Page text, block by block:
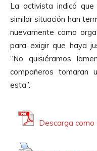
e
A
u
d
o
La activista indicó
similar situación han
nuevamente como
para exigir que haya
“No quisiéramos
compañeros tomaran
esta”.
Descarga como